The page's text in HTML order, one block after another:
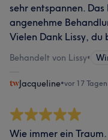
sehr entspannen.
angenehme
Vielen Dank Lissy, du
Behandelt von Lissy•
Jacqueline•vor 17 Tagen
Wie immer ein